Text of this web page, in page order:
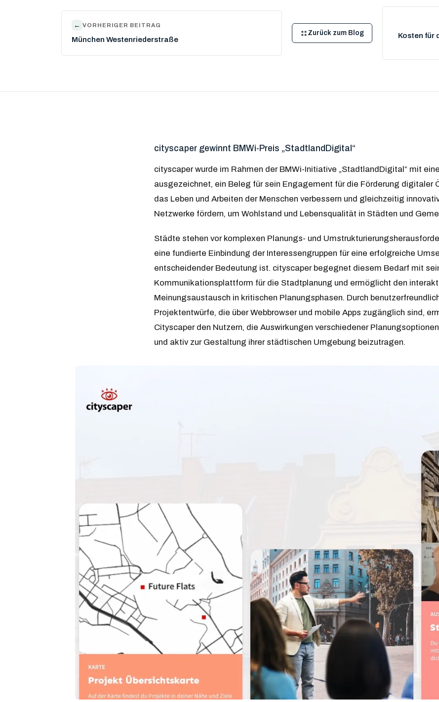
← VORHERIGER BEITRAG
München Westenriederstraße
Zurück zum Blog
Kosten für
cityscaper gewinnt BMWi-Preis „StadtlandDigital“
cityscaper wurde im Rahmen der BMWi-Initiative „StadtlandDigital“ mit
ausgezeichnet, ein Beleg für sein Engagement für die Förderung digitaler
das Leben und Arbeiten der Menschen verbessern und gleichzeitig
Netzwerke fördern, um Wohlstand und Lebensqualität in Städten und
Städte stehen vor komplexen Planungs- und
eine fundierte Einbindung der Interessengruppen für eine erfolgreiche
entscheidender Bedeutung ist. cityscaper begegnet diesem Bedarf mit
Kommunikationsplattform für die Stadtplanung und ermöglicht den
Meinungsaustausch in kritischen Planungsphasen. Durch
Projektentwürfe, die über Webbrowser und mobile Apps zugänglich sind,
Cityscaper den Nutzern, die Auswirkungen verschiedener
und aktiv zur Gestaltung ihrer städtischen Umgebung beizutragen.